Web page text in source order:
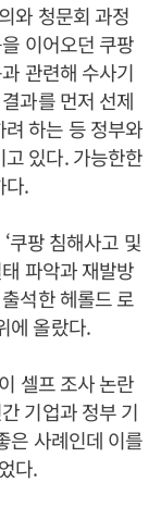
와 청문회 과정
이어오던 쿠팡
관련해 수사기
과를 먼저 선제
하는 등 정부와
있다. 가능한한
다.
쿠팡 침해사고 및
파악과 재발방
석한 헤롤드 로
에 올랐다.
셀프 조사 논란
기업과 정부 기
은 사례인데 이를
다.